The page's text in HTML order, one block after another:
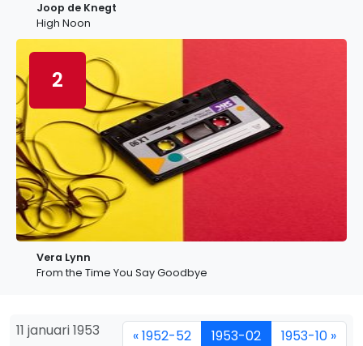
Joop de Knegt
High Noon
2
Vera Lynn
From the Time You Say Goodbye
11 januari 1953 « 1952-52 1953-02 1953-10 »